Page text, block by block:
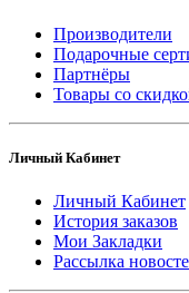
Производители
Подарочные
Партнёры
Товары со
Личный Кабинет
Личный Кабинет
История заказов
Мои Закладки
Рассылка